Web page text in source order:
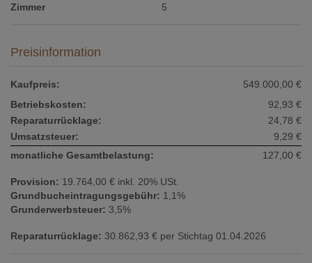
Zimmer 5
Preisinformation
Kaufpreis:
549.000,00 €
Betriebskosten:
92,93 €
Reparaturrücklage:
24,78 €
Umsatzsteuer:
9,29 €
monatliche Gesamtbelastung:
127,00 €
Provision: 19.764,00 € inkl. 20% USt.
Grundbucheintragungsgebühr: 1,1%
Grunderwerbsteuer: 3,5%
Reparaturrücklage: 30.862,93 € per Stichtag 01.04.2026